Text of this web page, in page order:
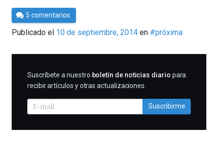
Por
César
Tomé
5 comentarios
Publicado el 10 de septiembre, 2014 en #próxima
SUSCRIBIRME
Suscríbete a nuestro boletín de noticias diario para
recibir artículos y otras actualizaciones.
Suscribirme